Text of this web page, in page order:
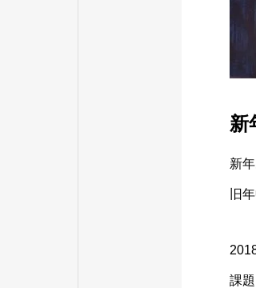
新
新
旧
課